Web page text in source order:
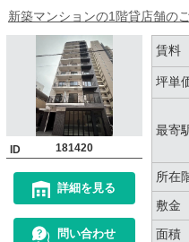
新築マンションの1階貸店舗の
ID 181420
詳細を見る
問い合わせ
賃料
坪単
最寄
所在
敷金
面積